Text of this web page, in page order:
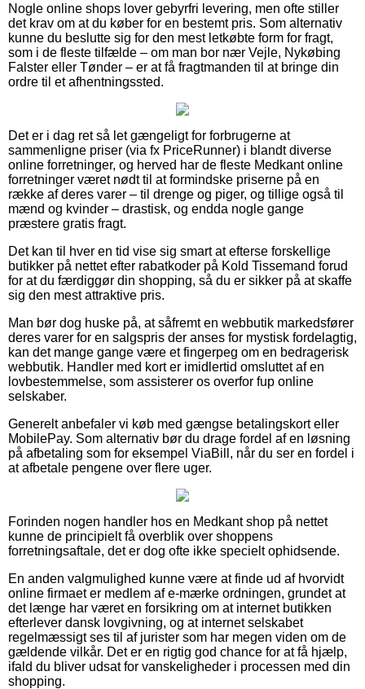
Nogle online shops lover gebyrfri levering, men ofte stiller
det krav om at du køber for en bestemt pris. Som alternativ
kunne du beslutte sig for den mest letkøbte form for fragt,
som i de fleste tilfælde – om man bor nær Vejle, Nykøbing
Falster eller Tønder – er at få fragtmanden til at bringe din
ordre til et afhentningssted.
Det er i dag ret så let gængeligt for forbrugerne at
sammenligne priser (via fx PriceRunner) i blandt diverse
online forretninger, og herved har de fleste Medkant online
forretninger været nødt til at formindske priserne på en
række af deres varer – til drenge og piger, og tillige også til
mænd og kvinder – drastisk, og endda nogle gange
præstere gratis fragt.
Det kan til hver en tid vise sig smart at efterse forskellige
butikker på nettet efter rabatkoder på Kold Tissemand forud
for at du færdiggør din shopping, så du er sikker på at skaffe
sig den mest attraktive pris.
Man bør dog huske på, at såfremt en webbutik markedsfører
deres varer for en salgspris der anses for mystisk fordelagtig,
kan det mange gange være et fingerpeg om en bedragerisk
webbutik. Handler med kort er imidlertid omsluttet af en
lovbestemmelse, som assisterer os overfor fup online
selskaber.
Generelt anbefaler vi køb med gængse betalingskort eller
MobilePay. Som alternativ bør du drage fordel af en løsning
på afbetaling som for eksempel ViaBill, når du ser en fordel i
at afbetale pengene over flere uger.
Forinden nogen handler hos en Medkant shop på nettet
kunne de principielt få overblik over shoppens
forretningsaftale, det er dog ofte ikke specielt ophidsende.
En anden valgmulighed kunne være at finde ud af hvorvidt
online firmaet er medlem af e-mærke ordningen, grundet at
det længe har været en forsikring om at internet butikken
efterlever dansk lovgivning, og at internet selskabet
regelmæssigt ses til af jurister som har megen viden om de
gældende vilkår. Det er en rigtig god chance for at få hjælp,
ifald du bliver udsat for vanskeligheder i processen med din
shopping.